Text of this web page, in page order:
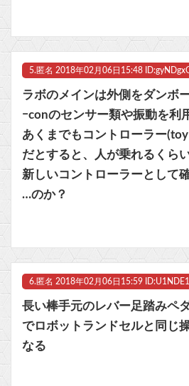
5. 匿名 2018年02月06日15:48
ラボのメインは外側をダンボ
ｰconのセンサー類や振動を利
あくまでもコントローラー
だとすると、人が乗れるくら
新しいコントローラーとして
…のか？
6. 匿名 2018年02月06日15:59
長い棒手元のレバー足踏みペ
でロボットランドセルと同じ
なる